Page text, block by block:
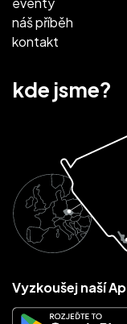
náš příběh
kontakt
kde jsme?
Vyzkoušej naší